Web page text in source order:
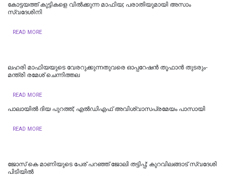
കോട്ടയത്ത് കുട്ടികളെ വിൽക്കുന്ന മാഫിയ; പരാതിയുമായി അസാം
സ്വദേശിനി
READ MORE
ലഹരി മാഫിയയുടെ വേരറുക്കുന്നതുവരെ ഓപ്പറേഷൻ തൂഫാൻ തുടരും-
മന്ത്രി രമേശ് ചെന്നിത്തല
READ MORE
പാലായിൽ ദിയ പുറത്ത്; എല്‍ഡിഎഫ് അവിശ്വാസപ്രമേയം പാസായി
READ MORE
ജോസ് കെ മാണിയുടെ പേര് പറഞ്ഞ് ജോലി തട്ടിപ്പ്; കുറവിലങ്ങാട് സ്വദേശി
പിടിയിൽ